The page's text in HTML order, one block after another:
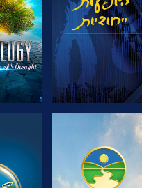
בדוק את הסדרה